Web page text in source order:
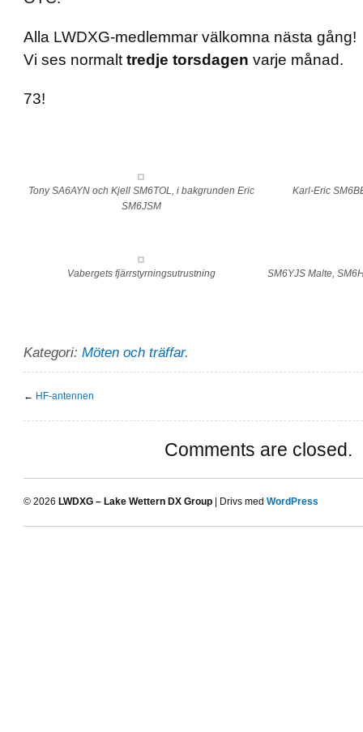
Alla LWDXG-medlemmar välkomna nästa gång!
Vi ses normalt tredje torsdagen varje månad.
73!
Tony SA6AYN och Kjell SM6TOL, i bakgrunden Eric
SM6JSM
Karl-Eric
Vabergets fjärrstyrningsutrustning SM6YJS Malte,
Kategori: Möten och träffar.
← HF-antennen
Comments are closed.
© 2026 LWDXG – Lake Wettern DX Group | Drivs med WordPress